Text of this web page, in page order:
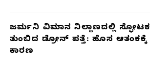
ಜರ್ಮನಿ ವಿಮಾನ ನಿಲ್ದಾಣದಲ್ಲಿ ಸ್ಫೋಟಕ
ತುಂಬಿದ ಡ್ರೋನ್ ಪತ್ತೆ: ಹೊಸ ಆತಂಕಕ್ಕೆ
ಕಾರಣ